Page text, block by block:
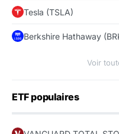
Tesla (TSLA)
Berkshire Hathaway
Voir
ETF populaires